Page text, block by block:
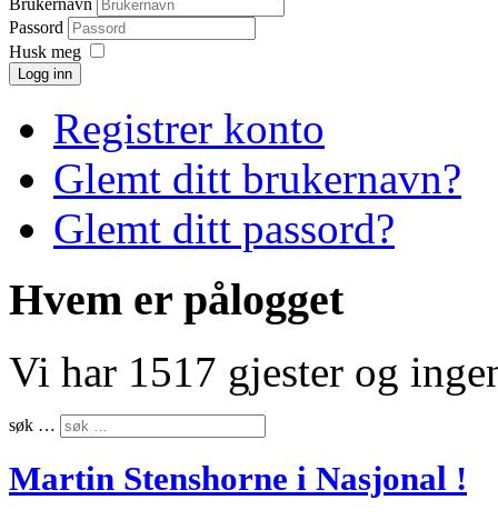
Passord
Husk meg
Logg inn
Registrer konto
Glemt ditt brukernavn?
Glemt ditt passord?
Hvem er pålogget
Vi har 1517 gjester og
søk …
Martin Stenshorne i Nasjonal !